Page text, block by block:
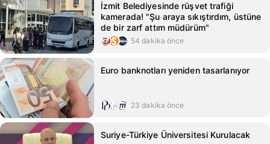
İzmit Belediyesinde rüşvet trafiği
kamerada! "Şu araya sıkıştırdım, üstüne
de bir zarf attım müdürüm"
54 dakika önce
Euro banknotları yeniden tasarlanıyor
23 dakika önce
Suriye-Türkiye Üniversitesi Kurulacak